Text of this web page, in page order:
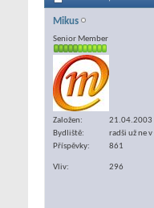
Mikus
Senior Member
Založen
21.04.2003
Bydliště
radši už ne v
Příspěvky
861
Vliv 296